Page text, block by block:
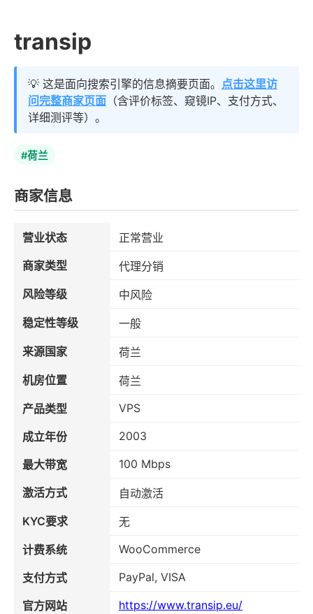
transip
💡 这是面向搜索引擎的信息摘要页面。 点击这里访
问完整商家页面 （含评价标签、窥镜IP、支付方式、
详细测评等）。
#荷兰
商家信息
营业状态
正常营业
商家类型
代理分销
风险等级
中风险
稳定性等级
一般
来源国家
荷兰
机房位置
荷兰
产品类型
VPS
成立年份 2003
最大带宽 100 Mbps
激活方式
自动激活
KYC要求
无
计费系统
WooCommerce
支付方式 PayPal, VISA
官方网站 https://www.transip.eu/